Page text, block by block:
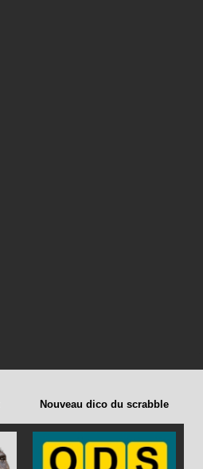
Nouveau dico du scrabble